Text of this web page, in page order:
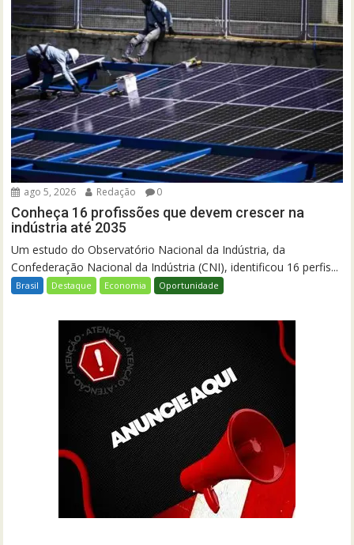
ago 5, 2026 Redação 0
Conheça 16 profissões que devem crescer na
indústria até 2035
Um estudo do Observatório Nacional da Indústria, da
Confederação Nacional da Indústria (CNI), identificou 16 perfis...
Brasil Destaque Economia Oportunidade